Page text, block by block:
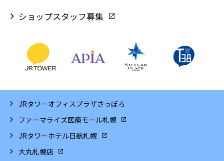
ショップスタッフ募集
JRタワーオフィスプラザさっぽろ
ファーマライズ医療モール札幌
JRタワーホテル日航札幌
大丸札幌店